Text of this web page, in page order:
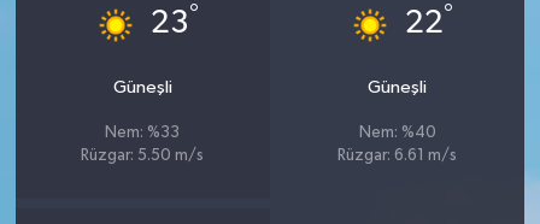
23°
Güneşli
Nem: %33
Rüzgar: 5.50 m/s
22°
Güneşli
Nem: %40
Rüzgar: 6.61 m/s